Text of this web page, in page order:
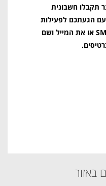
תקבלו חשבונית
עם הגעתכם לפעילות
תציגו את הודעת ה-SMS או את המייל ושם
באזור